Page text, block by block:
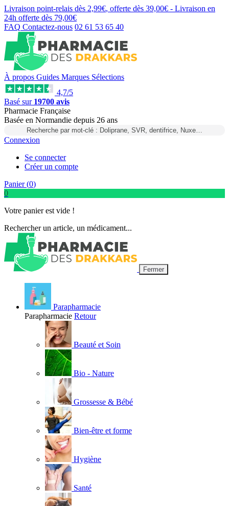
Livraison point-relais dès 2,99€, offerte dès 39,00€ - Livraison en
24h offerte dès 79,00€
FAQ Contactez-nous 02 61 53 65 40
À propos Guides Marques Sélections
4,7/5
Basé sur 19700 avis
Pharmacie Française
Basée en Normandie depuis 26 ans
Recherche par mot-clé : Doliprane, SVR, dentifrice, Nuxe…
Connexion
Se connecter
Créer un compte
Panier (0)
0
Votre panier est vide !
Rechercher un article, un médicament...
Fermer
Parapharmacie
Parapharmacie Retour
Beauté et Soin
Bio - Nature
Grossesse & Bébé
Bien-être et forme
Hygiène
Santé